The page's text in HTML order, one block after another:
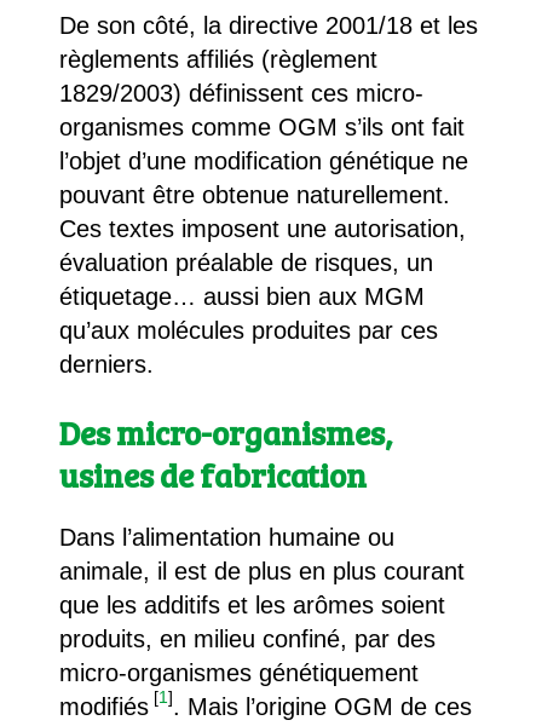
De son côté, la directive 2001/18 et les
règlements affiliés (règlement
1829/2003) définissent ces micro-
organismes comme OGM s’ils ont fait
l’objet d’une modification génétique ne
pouvant être obtenue naturellement.
Ces textes imposent une autorisation,
évaluation préalable de risques, un
étiquetage… aussi bien aux MGM
qu’aux molécules produites par ces
derniers.
Des micro-organismes,
usines de fabrication
Dans l’alimentation humaine ou
animale, il est de plus en plus courant
que les additifs et les arômes soient
produits, en milieu confiné, par des
micro-organismes génétiquement
modifiés [1]. Mais l’origine OGM de ces